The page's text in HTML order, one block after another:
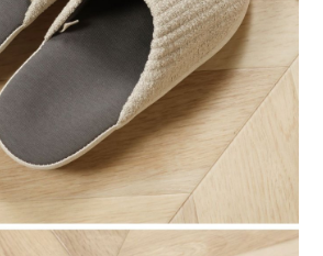
限公司提供之「AFTEE先享後付」服務完成之交
內提供個人資料，並將交易相關給付款項請求債
公司。
，請瀏覽以下網址：https://aftee.tw/terms/#terms3
徵得法定代理人或監護人之同意方可使用
未經同意申辦者引起之損失，本公司不負相關責
付」時，將依據個別帳號之用戶狀況，依本公司即
度；若仍有額度不足之情形，本公司將視審查結果
或使用他人資訊註冊。若發現惡意使用之情形，
有權停止該用戶之使用額度並採取法律行動。